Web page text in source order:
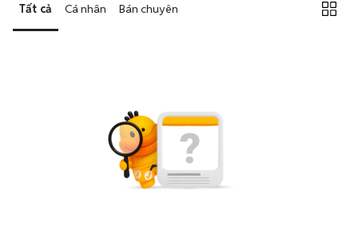
Tất cả Cá nhân Bán chuyên